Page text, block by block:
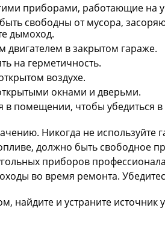
приборами, работающие на
свободны от мусора,
дымоход.
двигателем в закрытом гараже.
на герметичность.
воздухе.
окнами и дверьми.
помещении, чтобы убедиться
Никогда не используйте
должно быть свободное
приборов
во время ремонта.
найдите и устраните источник